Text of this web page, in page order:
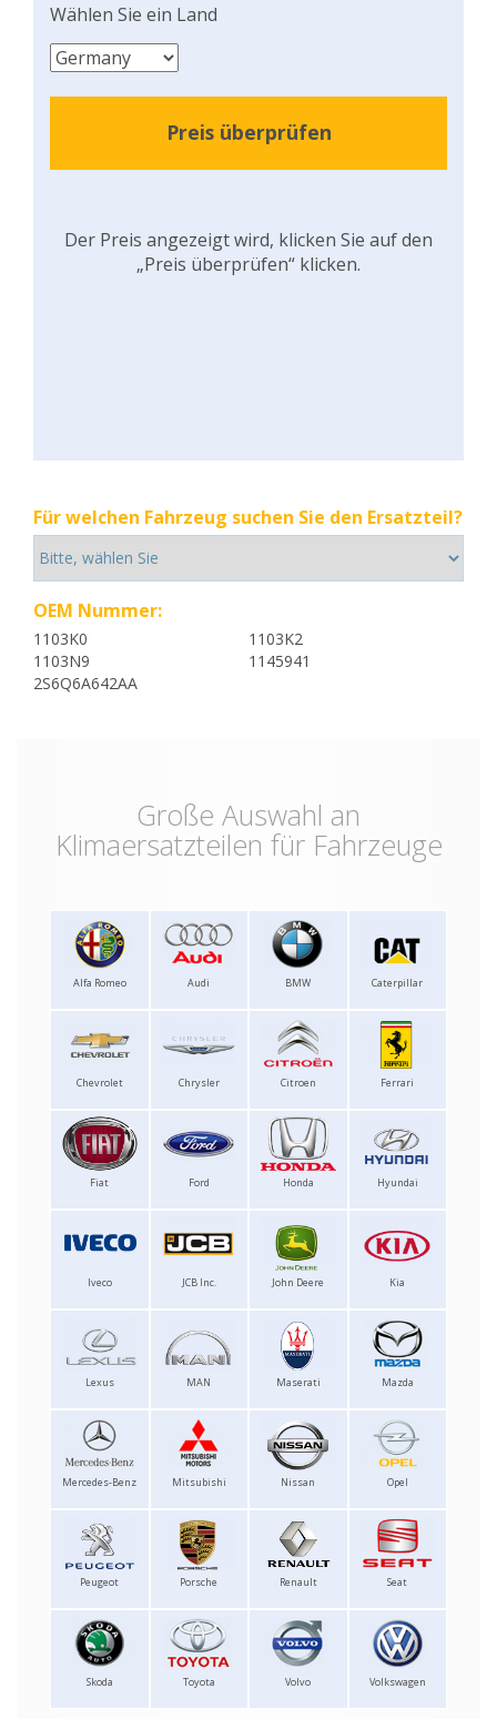
Wählen Sie ein Land
Preis überprüfen
Der Preis angezeigt wird, klicken Sie auf den
„Preis überprüfen“ klicken.
Für welchen Fahrzeug suchen Sie den Ersatzteil?
OEM Nummer:
1103K0
1103K2
1103N9
1145941
2S6Q6A642AA
Große Auswahl an
Klimaersatzteilen für Fahrzeuge
Alfa Romeo Audi BMW Caterpillar
Chevrolet Chrysler Citroen Ferrari
Fiat Ford Honda Hyundai
Iveco JCB Inc. John Deere Kia
Lexus MAN Maserati Mazda
Mercedes-Benz Mitsubishi Nissan Opel
Peugeot Porsche Renault Seat
Skoda Toyota Volvo Volkswagen